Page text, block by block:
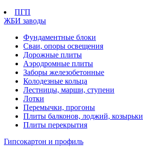
ПГП
ЖБИ заводы
Фундаментные блоки
Сваи, опоры освещения
Дорожные плиты
Аэродромные плиты
Заборы железобетонные
Колодезные кольца
Лестницы, марши, ступени
Лотки
Перемычки, прогоны
Плиты балконов, лоджий, козырьки
Плиты перекрытия
Гипсокартон и профиль